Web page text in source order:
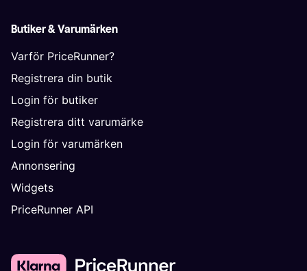
Butiker & Varumärken
Varför PriceRunner?
Registrera din butik
Login för butiker
Registrera ditt varumärke
Login för varumärken
Annonsering
Widgets
PriceRunner API